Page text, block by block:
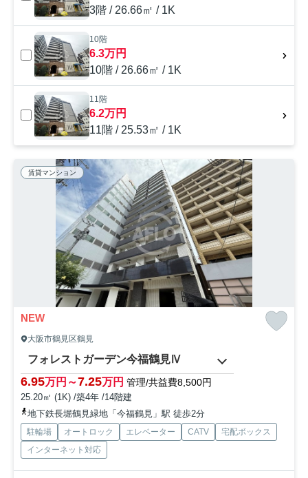
3階 / 26.66㎡ / 1K
10階
6.3万円
10階 / 26.66㎡ / 1K
11階
6.2万円
11階 / 25.53㎡ / 1K
賃貸マンション
NEW
大阪市鶴見区鶴見
フォレストガーデン今福鶴見Ⅳ
6.95万円～7.25万円 管理/共益費8,500円
25.20㎡ (1K) /築4年 /14階建
地下鉄長堀鶴見緑地「今福鶴見」駅 徒歩2分
駐輪場 オートロック エレベーター CATV
宅配ボックス
インターネット対応